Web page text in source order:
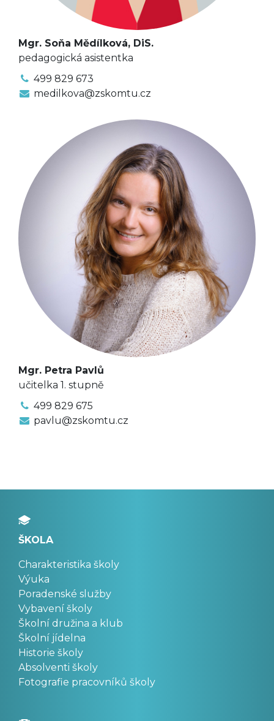
Mgr. Soňa Mědílková, DiS.
pedagogická asistentka
499 829 673
medilkova@zskomtu.cz
Mgr. Petra Pavlů
učitelka 1. stupně
499 829 675
pavlu@zskomtu.cz
ŠKOLA
Charakteristika školy
Výuka
Poradenské služby
Vybavení školy
Školní družina a klub
Školní jídelna
Historie školy
Absolventi školy
Fotografie pracovníků školy